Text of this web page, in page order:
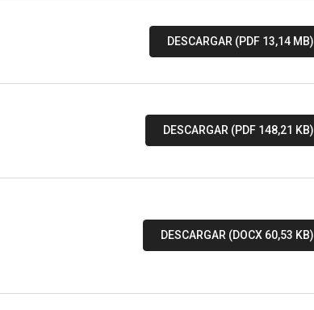
DESCARGAR (PDF 13,14 MB)
DESCARGAR (PDF 148,21 KB)
DESCARGAR (DOCX 60,53 KB)